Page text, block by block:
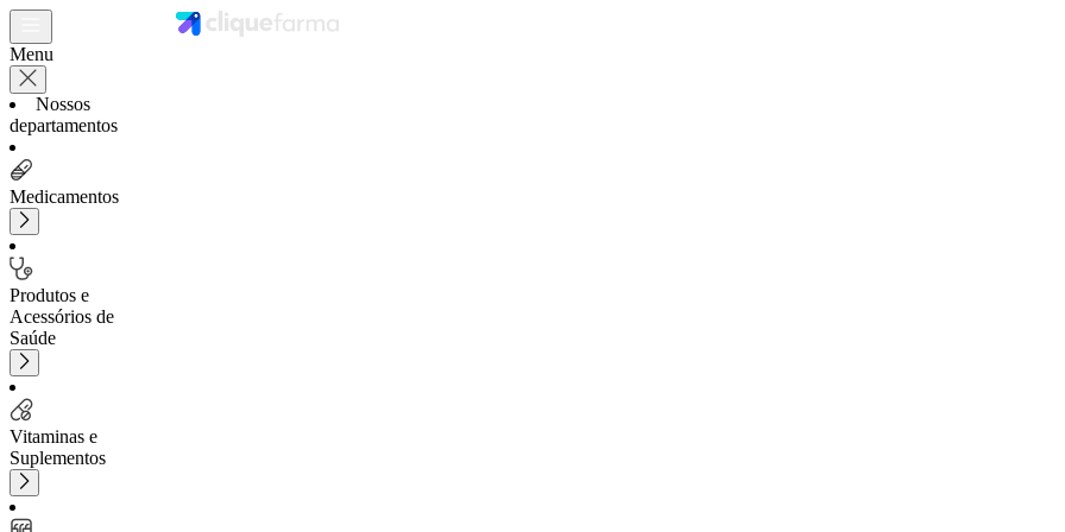
Menu
Nossos
departamentos
Medicamentos
Produtos e
Acessórios de
Saúde
Vitaminas e
Suplementos